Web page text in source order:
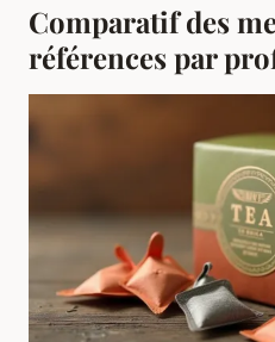
Comparatif des
références par